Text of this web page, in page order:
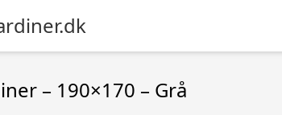
– 190×170 – Grå